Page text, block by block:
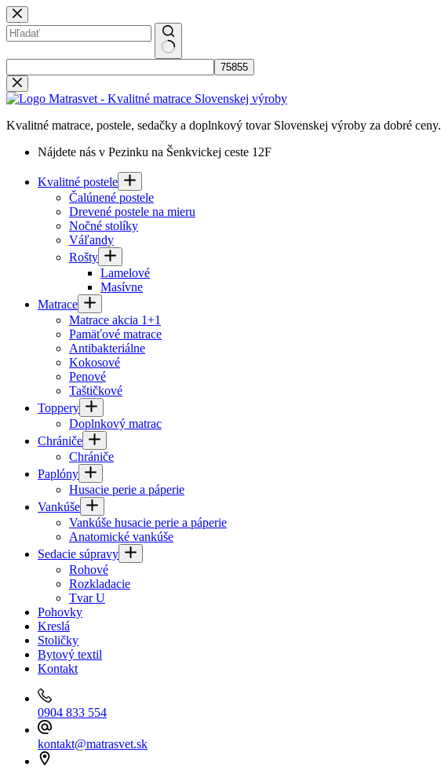
Skip
to
content
results
Kvalitné matrace, postele, sedačky a doplnkový tovar Slovenskej výroby za dobré ceny.
Nájdete nás v Pezinku na Šenkvickej ceste 12F
Kvalitné postele
Čalúnené postele
Drevené postele na mieru
Nočné stolíky
Váľandy
Rošty
Lamelové
Masívne
Matrace
Matrace akcia 1+1
Pamäťové matrace
Antibakteriálne
Kokosové
Penové
Taštičkové
Toppery
Doplnkový matrac
Chrániče
Chrániče
Paplóny
Husacie perie a páperie
Vankúše
Vankúše husacie perie a páperie
Anatomické vankúše
Sedacie súpravy
Rohové
Rozkladacie
Tvar U
Pohovky
Kreslá
Stoličky
Bytový textil
Kontakt
0904 833 554
kontakt@matrasvet.sk